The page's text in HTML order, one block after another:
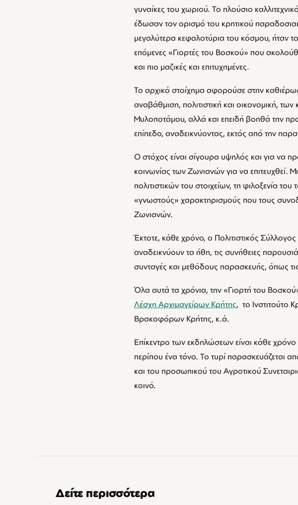
γυναίκες του χωριού. Το πλούσιο
έδωσαν τον ορισμό του κρητικού
μεγαλύτερα κεφαλοτύρια του κόσμου, ήταν
επόμενες «Γιορτές του Βοσκού» που
και πιο μαζικές και επιτυχημένες.
Το αρχικό στοίχημα αφορούσε στην
αναβάθμιση, πολιτιστική και οικονομική,
Μυλοποτάμου, αλλά και επειδή βοηθά την
επίπεδο, αναδεικνύοντας, εκτός από την
Ο στόχος είναι σίγουρα υψηλός και για να
κοινωνίας των Ζωνιανών για να επιτευχθεί.
πολιτιστικών του στοιχείων, τη φιλοξενία
«γνωστούς» χαρακτηρισμούς που τους
Ζωνιανών.
Έκτοτε, κάθε χρόνο, ο Πολιτιστικός
αναδεικνύουν τα ήθη, τις συνήθειες
συνταγές και μεθόδους παρασκευής, όπως
Όλα αυτά τα χρόνια, την «Γιορτή του
Λέσχη Αρχιμαγείρων Κρήτης, το Ινστιτούτο
Βρακοφόρων Κρήτης, κ.ά.
Επίκεντρο των εκδηλώσεων είναι κάθε χρόνο
περίπου ένα τόνο. Το τυρί παρασκευάζεται
και του προσωπικού του Αγροτικού
κοινό.
Δείτε περισσότερα